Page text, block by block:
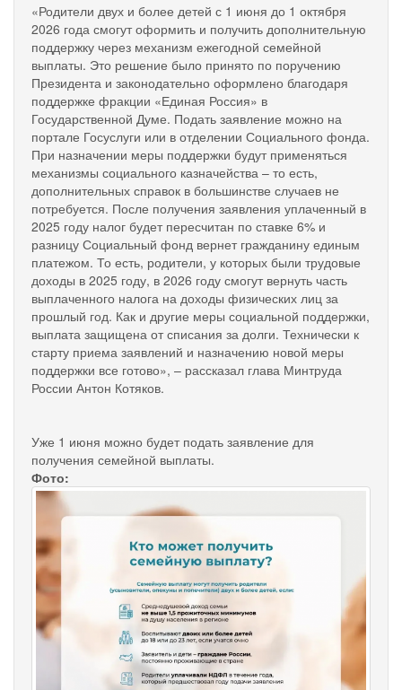
«Родители двух и более детей с 1 июня до 1 октября
2026 года смогут оформить и получить дополнительную
поддержку через механизм ежегодной семейной
выплаты. Это решение было принято по поручению
Президента и законодательно оформлено благодаря
поддержке фракции «Единая Россия» в
Государственной Думе. Подать заявление можно на
портале Госуслуги или в отделении Социального фонда.
При назначении меры поддержки будут применяться
механизмы социального казначейства – то есть,
дополнительных справок в большинстве случаев не
потребуется. После получения заявления уплаченный в
2025 году налог будет пересчитан по ставке 6% и
разницу Социальный фонд вернет гражданину единым
платежом. То есть, родители, у которых были трудовые
доходы в 2025 году, в 2026 году смогут вернуть часть
выплаченного налога на доходы физических лиц за
прошлый год. Как и другие меры социальной поддержки,
выплата защищена от списания за долги. Технически к
старту приема заявлений и назначению новой меры
поддержки все готово», – рассказал глава Минтруда
России Антон Котяков.
Уже 1 июня можно будет подать заявление для
получения семейной выплаты.
Фото: